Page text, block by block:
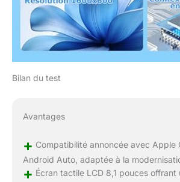
Bilan du test
Avantages
+ Compatibilité annoncée avec Apple
Android Auto, adaptée à la
+ Écran tactile LCD 8,1 pouces offrant